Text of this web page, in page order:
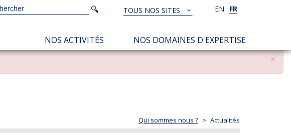
EN FR
TOUS
NOS
SITES
TOUS NOS SITES
Rechercher
Rechercher
NOS ACTIVITÉS NOS DOMAINES D'EXPERTISE
×
Qui sommes nous ? Actualités